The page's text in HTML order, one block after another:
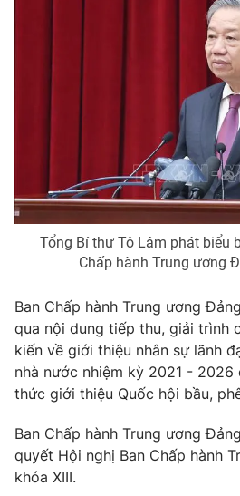
® Cấm sao chép dưới mọi hình thức
thuận bằng văn bản. Ghi rõ nguồn
thông tin từ website này.
Tổng Bí thư Tô Lâm phát biểu
Chấp hành Trung ương
Ban Chấp hành Trung ương
qua nội dung tiếp thu, giải trình
kiến về giới thiệu nhân sự lãnh
nhà nước nhiệm kỳ 2021 - 2026
thức giới thiệu Quốc hội bầu,
Ban Chấp hành Trung ương
quyết Hội nghị Ban Chấp hành
khóa XIII.